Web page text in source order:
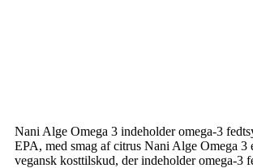
Nani Alge Omega 3 indeholder omega-3
EPA, med smag af citrus Nani Alge Omega 3
vegansk kosttilskud, der indeholder omega-3